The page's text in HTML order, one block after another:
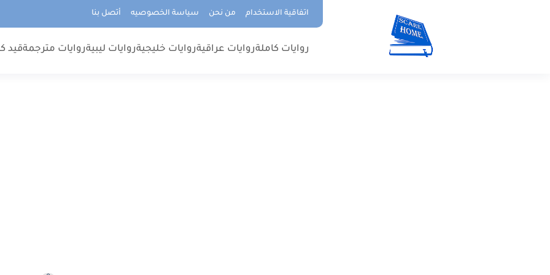
اتفاقية الاستخدام من نحن سياسة الخصوصيه أتصل بنا
روايات كاملةروايات عراقيةروايات خليجيةروايات ليبيةروايات مترجمةقيد